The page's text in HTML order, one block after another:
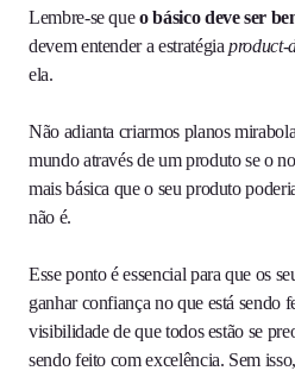
Lembre-se queo básico deve ser
devem entender a estratégiaproduct-
ela.
Não adianta criarmos planos
mundo através de um produto se o
mais básica que o seu produto
não é.
Esse ponto é essencial para que os
ganhar confiança no que está sendo
visibilidade de que todos estão se
sendo feito com excelência. Sem isso,